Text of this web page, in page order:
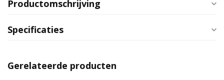
Productomschrijving
Specificaties
Gerelateerde producten